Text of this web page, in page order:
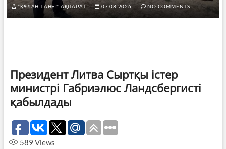
"ҚҰЛАН ТАҢЫ" АҚПАРАТ. 07.08.2026 NO COMMENTS
Президент Литва Сыртқы істер
министрі Габриэлюс Ландсбергисті
қабылдады
589 Views